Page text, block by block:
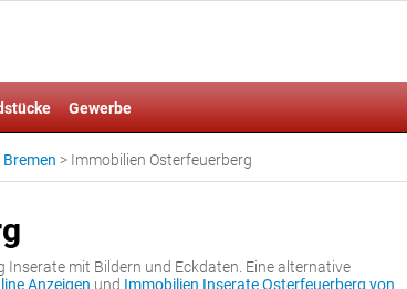
Gewerbe
> Immobilien Osterfeuerberg
mit Bildern und Eckdaten. Eine alternative
Anzeigen und Immobilien Inserate Osterfeuerberg von